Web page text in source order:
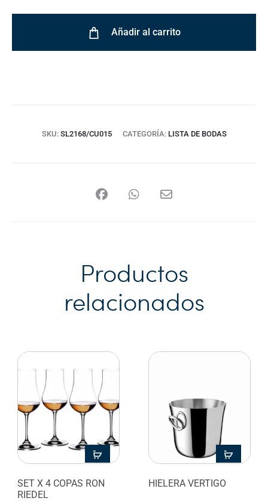
Añadir al carrito
SKU: SL2168/CU015 CATEGORÍA: LISTA DE BODAS
Productos
relacionados
SET X 4 COPAS RON
RIEDEL
HIELERA VERTIGO